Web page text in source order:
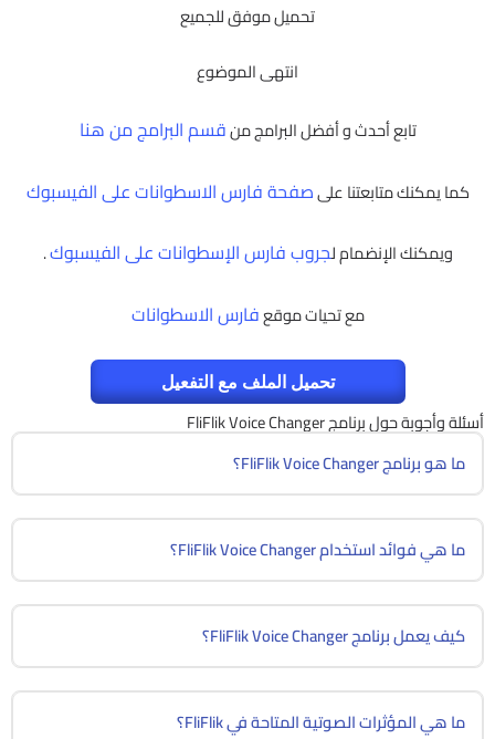
تحميل موفق للجميع
انتهى الموضوع
تابع أحدث و أفضل البرامج منقسم البرامج من هنا
كما يمكنك متابعتنا علىصفحة فارس الاسطوانات على الفيسبوك
ويمكنك الإنضمام لجروب فارس الإسطوانات على الفيسبوك.
مع تحيات موقعفارس الاسطوانات
تحميل الملف مع التفعيل
أسئلة وأجوبة حول برنامج FliFlik Voice Changer
ما هو برنامج FliFlik Voice Changer؟
ما هي فوائد استخدام FliFlik Voice Changer؟
كيف يعمل برنامج FliFlik Voice Changer؟
ما هي المؤثرات الصوتية المتاحة في FliFlik؟